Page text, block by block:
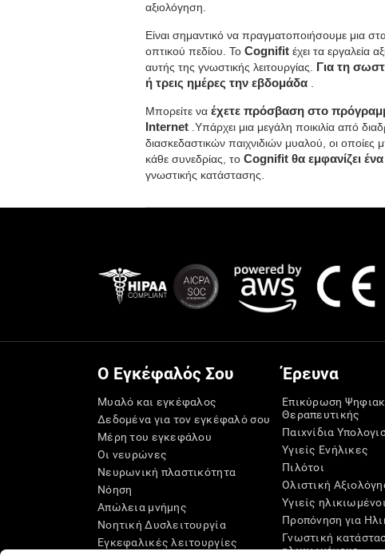
αξιολόγηση.
Είναι σημαντικό να πραγματοποιήσουμε μια
οπτικού πεδίου. Το Cognifit έχει τα εργαλεία
αυτής της γνωστικής λειτουργίας.
Για τη
ή τρεις ημέρες την εβδομάδα
Μπορείτε να έχετε πρόσβαση στο
Internet .Υπάρχει μια μεγάλη ποικιλία από
διασκεδαστικών παιχνιδιών μυαλού, οι
κάθε συνεδρίας, το Cognifit θα εμφανίζει
γνωστικής κατάστασης.
Ο Εγκέφαλός Σου
Μυαλό και εγκέφαλος
Δεδομένα για τον εγκέφαλό σου
Μέρη του εγκεφάλου
Οι νευρώνες
Νευρωνική πλαστικότητα
Νόηση
Απώλεια μνήμης
Νοητική Δυσλειτουργία
Εγκεφαλικές λειτουργίες
Έρευνα
Επικύρωση
Θεραπευτικής
Παιχνίδια
Υγιείς Ενήλικες
Πιλότοι
Ολιστική
Υγιείς
Προπόνηση για
Γνωστική
ηλικιωμένους